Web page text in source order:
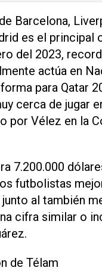
Barcelona,
es el principal
del 2023,
actúa en
para Qatar
cerca de jugar
por Vélez en la
7.200.000
futbolistas
al también
cifra similar o
de Télam